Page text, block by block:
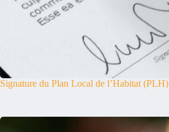
Signature du Plan Local de l’Habitat (PLH)